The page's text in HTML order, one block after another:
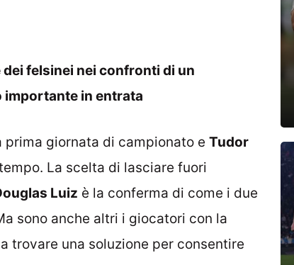
felsinei nei confronti di un
importante in entrata
giornata di campionato e Tudor
La scelta di lasciare fuori
Luiz è la conferma di come i due
sono anche altri i giocatori con la
trovare una soluzione per consentire